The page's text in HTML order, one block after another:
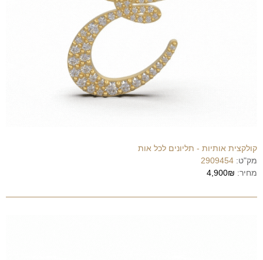
קולקצית אותיות - תליונים לכל אות
מק"ט: 2909454
מחיר: 4,900₪